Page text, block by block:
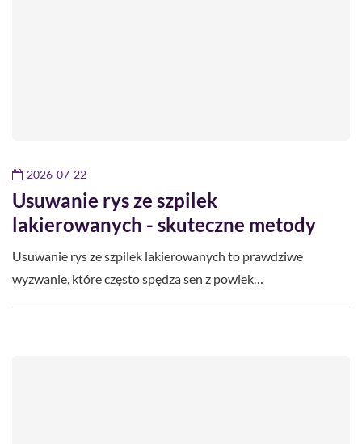
2026-07-22
Usuwanie rys ze szpilek
lakierowanych - skuteczne metody
Usuwanie rys ze szpilek lakierowanych to prawdziwe
wyzwanie, które często spędza sen z powiek…